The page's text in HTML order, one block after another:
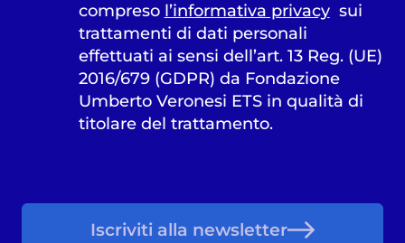
compreso l’informativa privacysui
trattamenti di dati personali
effettuati ai sensi dell’art. 13 Reg. (UE)
2016/679 (GDPR) da Fondazione
Umberto Veronesi ETS in qualità di
titolare del trattamento.
Iscriviti alla newsletter